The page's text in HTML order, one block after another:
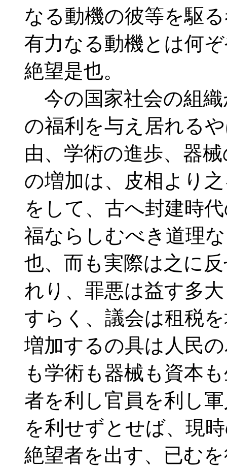
なる動機の彼等を駆
有力なる動機とは何
絶望是也。
今の国家社会の組織
の福利を与え居れる
由、学術の進歩、器
の増加は、皮相より
をして、古へ封建時
福ならしむべき道理
也、而も実際は之に
れり、罪悪は益す多
すらく、議会は租税
増加するの具は人民
も学術も器械も資本
者を利し官員を利し
を利せずとせば、現
絶望者を出す、已む